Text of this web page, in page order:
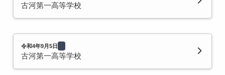
古河第一高等学校
令和4年9月5日
古河第一高等学校